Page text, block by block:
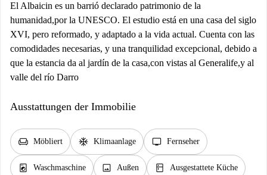
El Albaicin es un barrió declarado patrimonio de la
humanidad,por la UNESCO. El estudio está en una casa del siglo
XVI, pero reformado, y adaptado a la vida actual. Cuenta con las
comodidades necesarias, y una tranquilidad excepcional, debido a
que la estancia da al jardín de la casa,con vistas al Generalife,y al
valle del río Darro
Ausstattungen der Immobilie
chair Möbliert ac_unit Klimaanlage tv Fernseher
local_laundry_service Waschmaschine image Außen kitchen Ausgestattete Küche